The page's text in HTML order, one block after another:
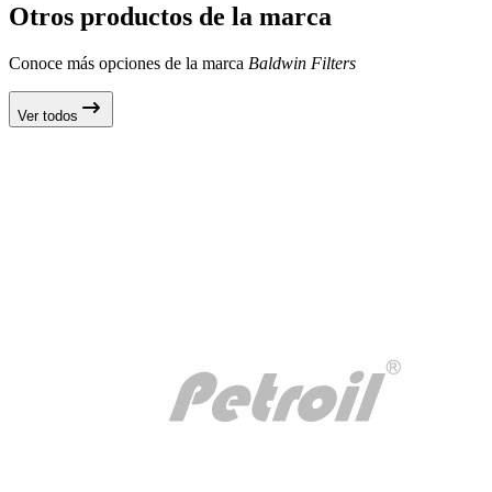
Otros productos de la marca
Conoce más opciones de la marca Baldwin Filters
Ver todos